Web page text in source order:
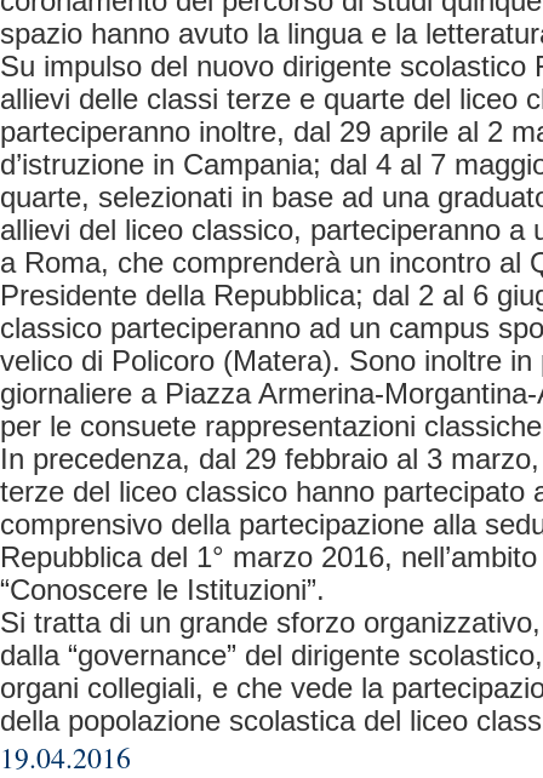
spazio hanno avuto la lingua e la
Su impulso del nuovo dirigente scolastico
allievi delle classi terze e quarte del liceo
parteciperanno inoltre, dal 29 aprile al 2
d’istruzione in Campania; dal 4 al 7
quarte, selezionati in base ad una
allievi del liceo classico, parteciperanno a
a Roma, che comprenderà un incontro al
Presidente della Repubblica; dal 2 al 6
classico parteciperanno ad un campus
velico di Policoro (Matera). Sono inoltre
giornaliere a Piazza Armerina-
per le consuete rappresentazioni
In precedenza, dal 29 febbraio al 3
terze del liceo classico hanno partecipato
comprensivo della partecipazione alla
Repubblica del 1° marzo 2016,
“Conoscere le Istituzioni”.
Si tratta di un grande sforzo
dalla “governance” del dirigente
organi collegiali, e che vede la
della popolazione scolastica del liceo
19.04.2016